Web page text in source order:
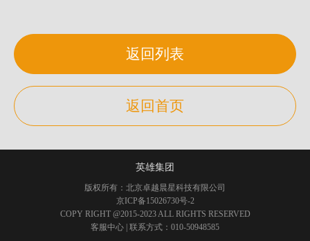
返回列表
返回首页
英雄集团
版权所有：北京卓越晨星科技有限公司
京ICP备15026730号-2
COPY RIGHT @2015-2023 ALL RIGHTS RESERVED
客服中心 | 联系方式：010-50948585